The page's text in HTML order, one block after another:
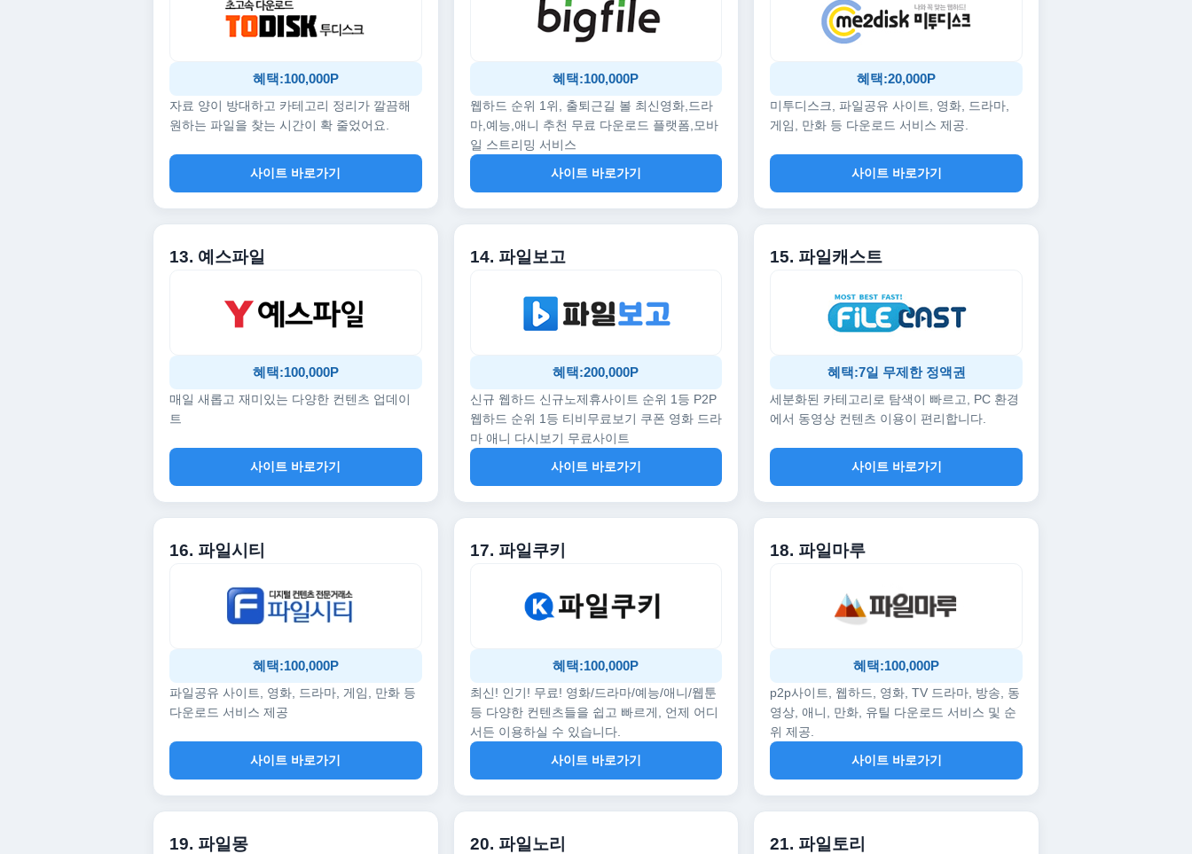
혜택:100,000P
자료 양이 방대하고 카테고리 정리가 깔끔해
원하는 파일을 찾는 시간이 확 줄었어요.
사이트 바로가기
혜택:100,000P
웹하드 순위 1위, 출퇴근길 볼 최신영화,드라
마,예능,애니 추천 무료 다운로드 플랫폼,모바
일 스트리밍 서비스
사이트 바로가기
혜택:20,000P
미투디스크, 파일공유 사이트, 영화, 드라마,
게임, 만화 등 다운로드 서비스 제공.
사이트 바로가기
13. 예스파일
혜택:100,000P
매일 새롭고 재미있는 다양한 컨텐츠 업데이
트
사이트 바로가기
14. 파일보고
혜택:200,000P
신규 웹하드 신규노제휴사이트 순위 1등 P2P
웹하드 순위 1등 티비무료보기 쿠폰 영화 드라
마 애니 다시보기 무료사이트
사이트 바로가기
15. 파일캐스트
혜택:7일 무제한 정액권
세분화된 카테고리로 탐색이 빠르고, PC 환경
에서 동영상 컨텐츠 이용이 편리합니다.
사이트 바로가기
16. 파일시티
혜택:100,000P
파일공유 사이트, 영화, 드라마, 게임, 만화 등
다운로드 서비스 제공
사이트 바로가기
17. 파일쿠키
혜택:100,000P
최신! 인기! 무료! 영화/드라마/예능/애니/웹툰
등 다양한 컨텐츠들을 쉽고 빠르게, 언제 어디
서든 이용하실 수 있습니다.
사이트 바로가기
18. 파일마루
혜택:100,000P
p2p사이트, 웹하드, 영화, TV 드라마, 방송, 동
영상, 애니, 만화, 유틸 다운로드 서비스 및 순
위 제공.
사이트 바로가기
19. 파일몽 20. 파일노리 21. 파일토리